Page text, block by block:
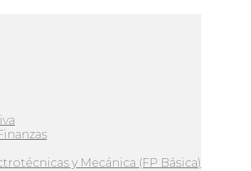
y Mecánica (FP Básica)